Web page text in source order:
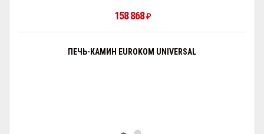
158 868₽
ПЕЧЬ-КАМИН EUROKOM UNIVERSAL